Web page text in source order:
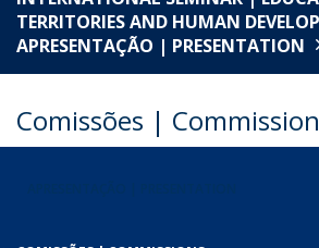
TERRITORIES AND HUMAN
APRESENTAÇÃO | PRESENTATION
Comissões |